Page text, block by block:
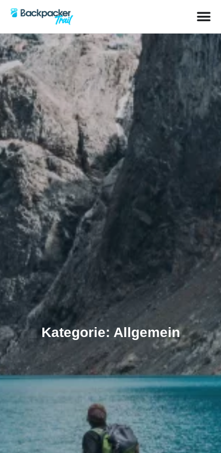
Kategorie: Allgemein